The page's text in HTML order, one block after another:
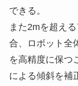
できる。
また2mを超え
合、ロボット全
を高精度に保つ
による傾斜を補